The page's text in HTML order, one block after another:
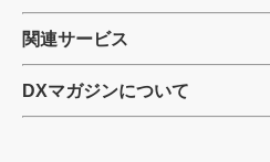
関連サービス
DXマガジンについて